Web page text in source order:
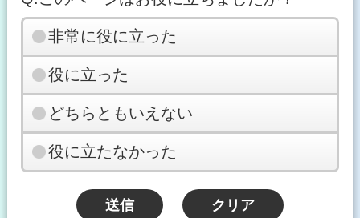
非常に役に立った
役に立った
どちらともいえない
役に立たなかった